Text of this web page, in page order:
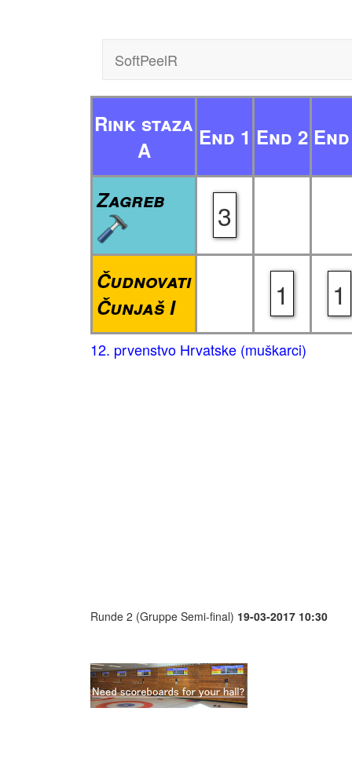
SoftPeelR
Rink staza
A
End 1 End 2
Zagreb 3
Čudnovati
Čunjaš I
1 1
12. prvenstvo Hrvatske (muškarci)
Runde 2 (Gruppe Semi-final) 19-03-2017 10:30